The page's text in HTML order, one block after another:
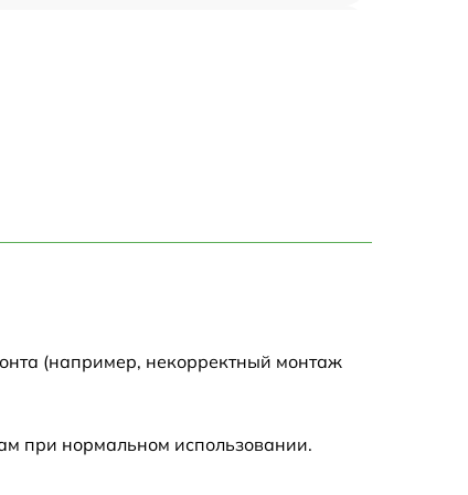
(например, некорректный монтаж
при нормальном использовании.